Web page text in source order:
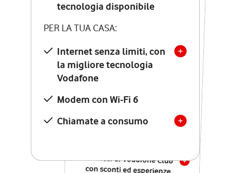
tecnologia disponibile
PER LA TUA CASA:
Internet senza limiti, con
la migliore tecnologia
Vodafone
Modem con Wi-Fi 6
Chiamate a consumo
tecnologia disponibile
PER LA TUA CASA:
Internet senza limiti, con
la migliore tecnologia
Vodafone
Modem Seven con Wi-Fi 7
Chiamate illimitate verso
numeri fissi e mobili
nazionali
12 mesi di Vodafone Club
con sconti ed esperienze
esclusive, poi si disattiva